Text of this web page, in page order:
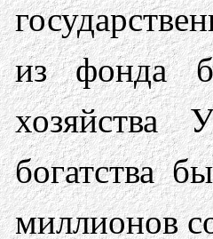
из фонда
богатства
миллионов